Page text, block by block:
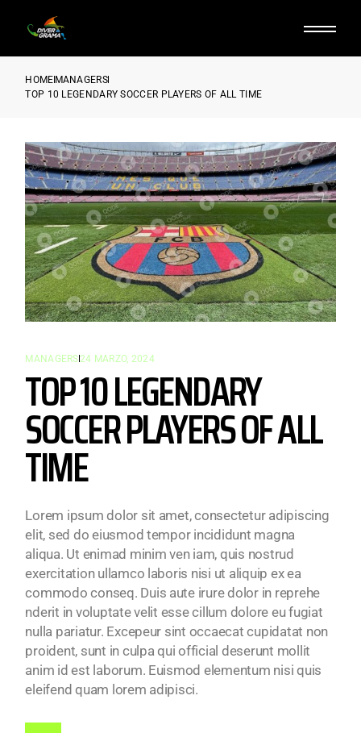
HOME MANAGERS
TOP 10 LEGENDARY SOCCER PLAYERS OF ALL TIME
MANAGERS24 MARZO, 2024
TOP 10 LEGENDARY
SOCCER PLAYERS OF ALL
TIME
Lorem ipsum dolor sit amet, consectetur adipiscing
elit, sed do eiusmod tempor incididunt magna
aliqua. Ut enimad minim ven iam, quis nostrud
exercitation ullamco laboris nisi ut aliquip ex ea
commodo conseq. Duis aute irure dolor in reprehe
nderit in voluptate velit esse cillum dolore eu fugiat
nulla pariatur. Excepeur sint occaecat cupidatat non
proident, sunt in culpa qui official deserunt mollit
anim id est laborum. Euismod elementum nisi quis
eleifend quam lorem adipisci.